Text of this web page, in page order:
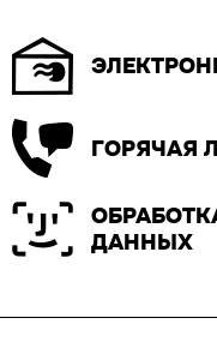
ГОРЯЧАЯ
ДАННЫХ